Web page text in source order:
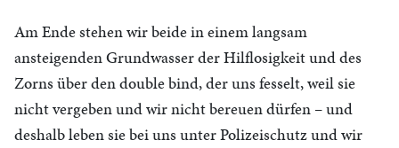
Am Ende stehen wir beide in einem langsam
ansteigenden Grundwasser der Hilflosigkeit und des
Zorns über den double bind, der uns fesselt, weil sie
nicht vergeben und wir nicht bereuen dürfen – und
deshalb leben sie bei uns unter Polizeischutz und wir